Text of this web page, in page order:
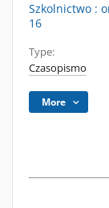
Szkolnictwo :
16
Type:
Czasopismo
More